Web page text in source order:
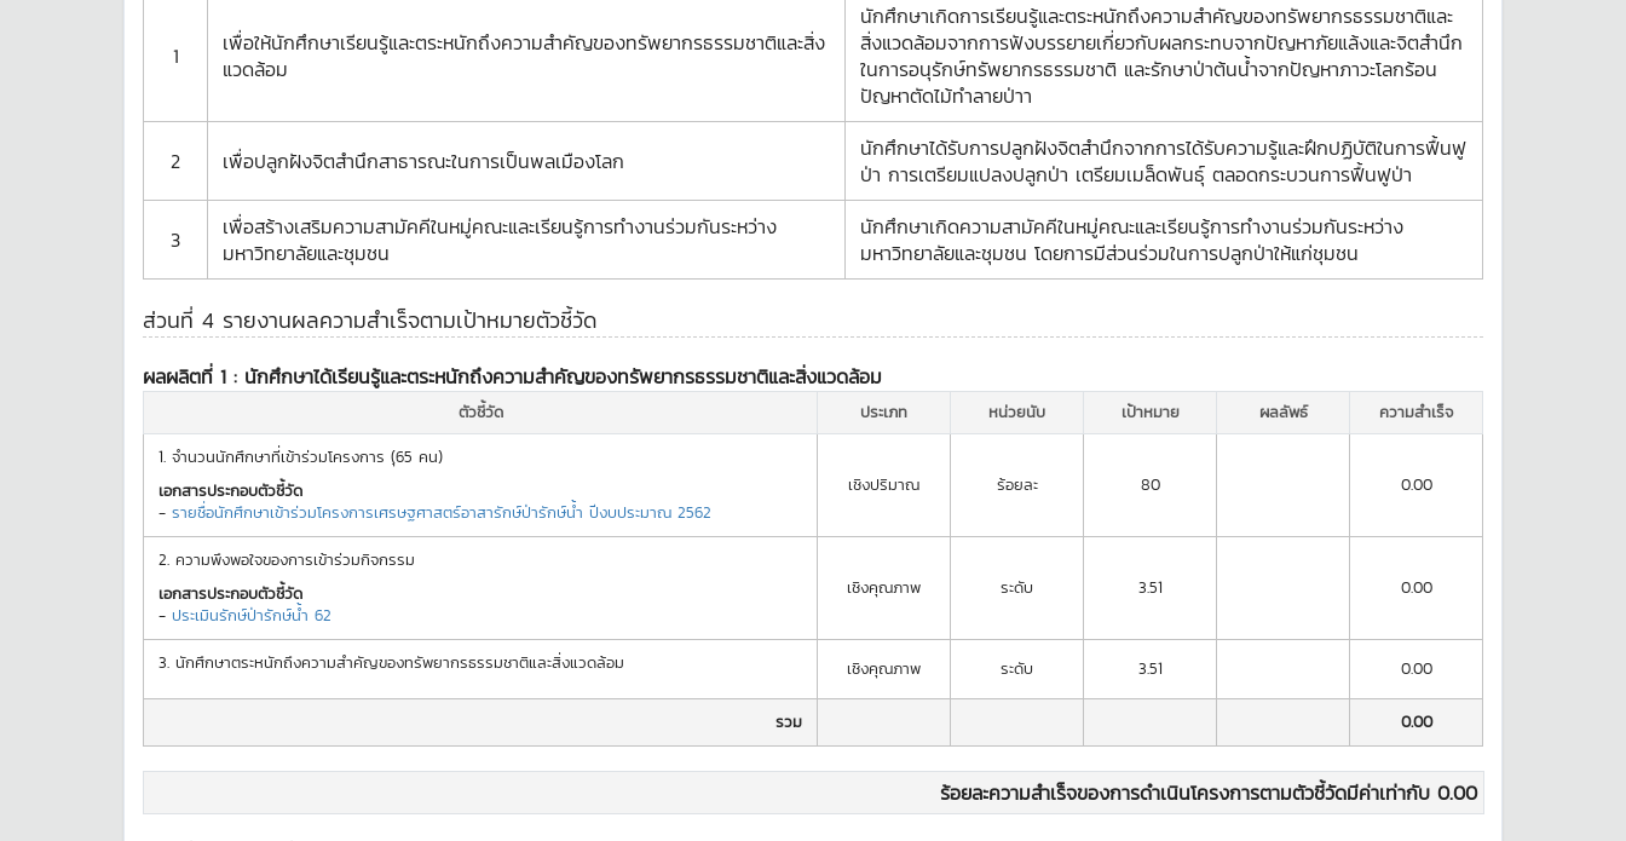
1
เพื่อให้นักศึกษาเรียนรู้และตระหนักถึงความสำคัญของทรัพยากรธรรมชาติและสิ่ง
แวดล้อม
นักศึกษาเกิดการเรียนรู้และตระหนักถึงความสำคัญของทรัพยากรธรรมชาติและ
สิ่งแวดล้อมจากการฟังบรรยายเกี่ยวกับผลกระทบจากปัญหาภัยแล้งและจิตสำนึก
ในการอนุรักษ์ทรัพยากรธรรมชาติ และรักษาป่าต้นน้ำจากปัญหาภาวะโลกร้อน
ปัญหาตัดไม้ทำลายป่าา
2 เพื่อปลูกฝังจิตสำนึกสาธารณะในการเป็นพลเมืองโลก
นักศึกษาได้รับการปลูกฝังจิตสำนึกจากการได้รับความรู้และฝึกปฏิบัติในการฟื้นฟู
ป่า การเตรียมแปลงปลูกป่า เตรียมเมล็ดพันธุ์ ตลอดกระบวนการฟื้นฟูป่า
3
เพื่อสร้างเสริมความสามัคคีในหมู่คณะและเรียนรู้การทำงานร่วมกันระหว่าง
มหาวิทยาลัยและชุมชน
นักศึกษาเกิดความสามัคคีในหมู่คณะและเรียนรู้การทำงานร่วมกันระหว่าง
มหาวิทยาลัยและชุมชน โดยการมีส่วนร่วมในการปลูกป่าให้แก่ชุมชน
ส่วนที่ 4 รายงานผลความสำเร็จตามเป้าหมายตัวชี้วัด
ผลผลิตที่ 1 : นักศึกษาได้เรียนรู้และตระหนักถึงความสำคัญของทรัพยากรธรรมชาติและสิ่งแวดล้อม
ตัวชี้วัด ประเภท หน่วยนับ เป้าหมาย ผลลัพธ์
ความสำเร็จ
1. จำนวนนักศึกษาที่เข้าร่วมโครงการ (ุ65 คน)
เอกสารประกอบตัวชี้วัด
- รายชื่อนักศึกษาเข้าร่วมโครงการเศรษฐศาสตร์อาสารักษ์ป่ารักษ์น้ำ ปีงบประมาณ 2562
เชิงปริมาณ ร้อยละ 80 0.00
2. ความพึงพอใจของการเข้าร่วมกิจกรรม
เอกสารประกอบตัวชี้วัด
- ประเมินรักษ์ป่ารักษ์น้ำ 62
เชิงคุณภาพ ระดับ 3.51 0.00
3. นักศึกษาตระหนักถึงความสำคัญของทรัพยากรธรรมชาติและสิ่งแวดล้อม เชิงคุณภาพ ระดับ 3.51 0.00
รวม 0.00
ร้อยละความสำเร็จของการดำเนินโครงการตามตัวชี้วัดมีค่าเท่ากับ 0.00